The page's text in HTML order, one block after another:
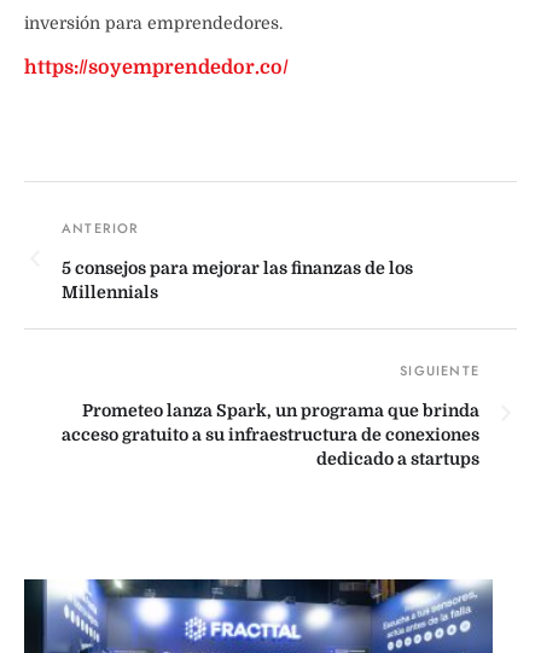
inversión para emprendedores.
https://soyemprendedor.co/
5 consejos para mejorar las finanzas de los
Millennials
Prometeo lanza Spark, un programa que brinda
acceso gratuito a su infraestructura de conexiones
dedicado a startups